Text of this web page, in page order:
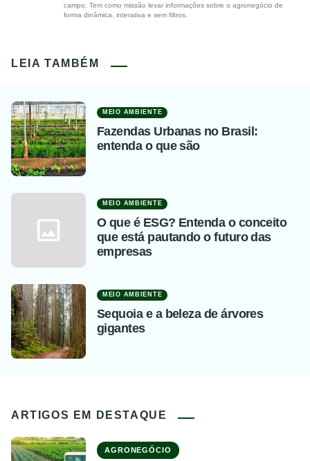
campo. Tem como missão levar informações sobre o agronegócio de
forma dinâmica, interativa e sem filtros.
LEIA TAMBÉM
MEIO AMBIENTE
Fazendas Urbanas no Brasil:
entenda o que são
MEIO AMBIENTE
O que é ESG? Entenda o conceito
que está pautando o futuro das
empresas
MEIO AMBIENTE
Sequoia e a beleza de árvores
gigantes
ARTIGOS EM DESTAQUE
AGRONEGÓCIO